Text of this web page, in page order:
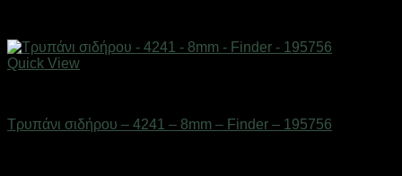
Quick View
Τρυπάνι σιδήρου – 4241 – 8mm – Finder – 195756